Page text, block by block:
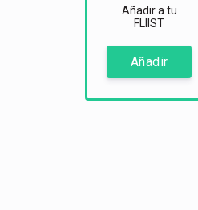
Añadir a tu
FLIIST
Añadir